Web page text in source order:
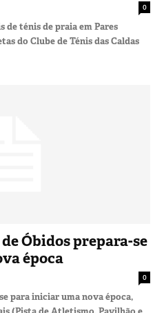
0
de ténis de praia em Pares
do Clube de Ténis das Caldas
Óbidos prepara-se
época
0
para iniciar uma nova época,